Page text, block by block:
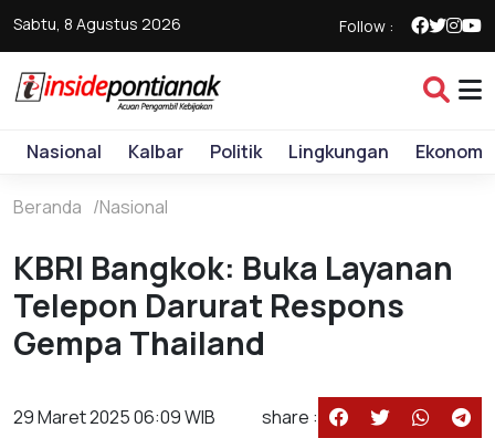
Sabtu, 8 Agustus 2026 Follow :
Nasional Kalbar Politik Lingkungan Ekonomi
Beranda Nasional
KBRI Bangkok: Buka Layanan
Telepon Darurat Respons
Gempa Thailand
29 Maret 2025 06:09 WIB share :